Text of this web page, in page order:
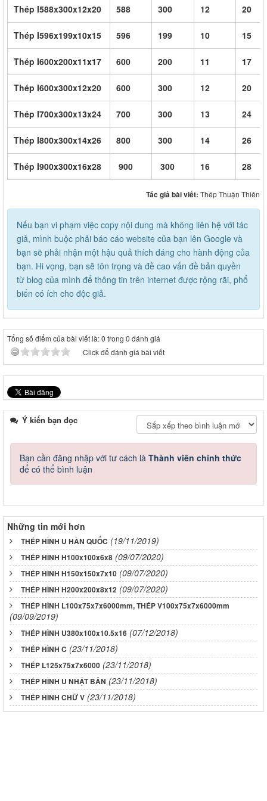
Thép I588x300x12x20 588 300 12 20
Thép I596x199x10x15 596 199 10 15
Thép I600x200x11x17 600 200 11 17
Thép I600x300x12x20 600 300 12 20
Thép I700x300x13x24 700 300 13 24
Thép I800x300x14x26 800 300 14 26
Thép I900x300x16x28 900 300 16 28
Tác giả bài viết: Thép Thuận Thiên
Nếu bạn vi phạm việc copy nội dung mà không liên hệ với tác
giả, mình buộc phải báo cáo website của bạn lên Google và
bạn sẽ phải nhận một hậu quả thích đáng cho hành động của
bạn. Hi vọng, bạn sẽ tôn trọng và đề cao vấn đề bản quyền
từ blog của mình để thông tin trên internet được rộng rãi, phổ
biến có ích cho độc giả.
Tổng số điểm của bài viết là: 0 trong 0 đánh giá
Click để đánh giá bài viết
Ý kiến bạn đọc
Bạn cần đăng nhập với tư cách là Thành viên chính thức
để có thể bình luận
Những tin mới hơn
THÉP HÌNH U HÀN QUỐC (19/11/2019)
THÉP HÌNH H100x100x6x8 (09/07/2020)
THÉP HÌNH H150x150x7x10 (09/07/2020)
THÉP HÌNH H200x200x8x12 (09/07/2020)
THÉP HÌNH L100x75x7x6000mm, THÉP V100x75x7x6000mm
(09/09/2019)
THÉP HÌNH U380x100x10.5x16 (07/12/2018)
THÉP HÌNH C (23/11/2018)
THÉP L125x75x7x6000 (23/11/2018)
THÉP HÌNH U NHẬT BẢN (23/11/2018)
THÉP HÌNH CHỮ V (23/11/2018)